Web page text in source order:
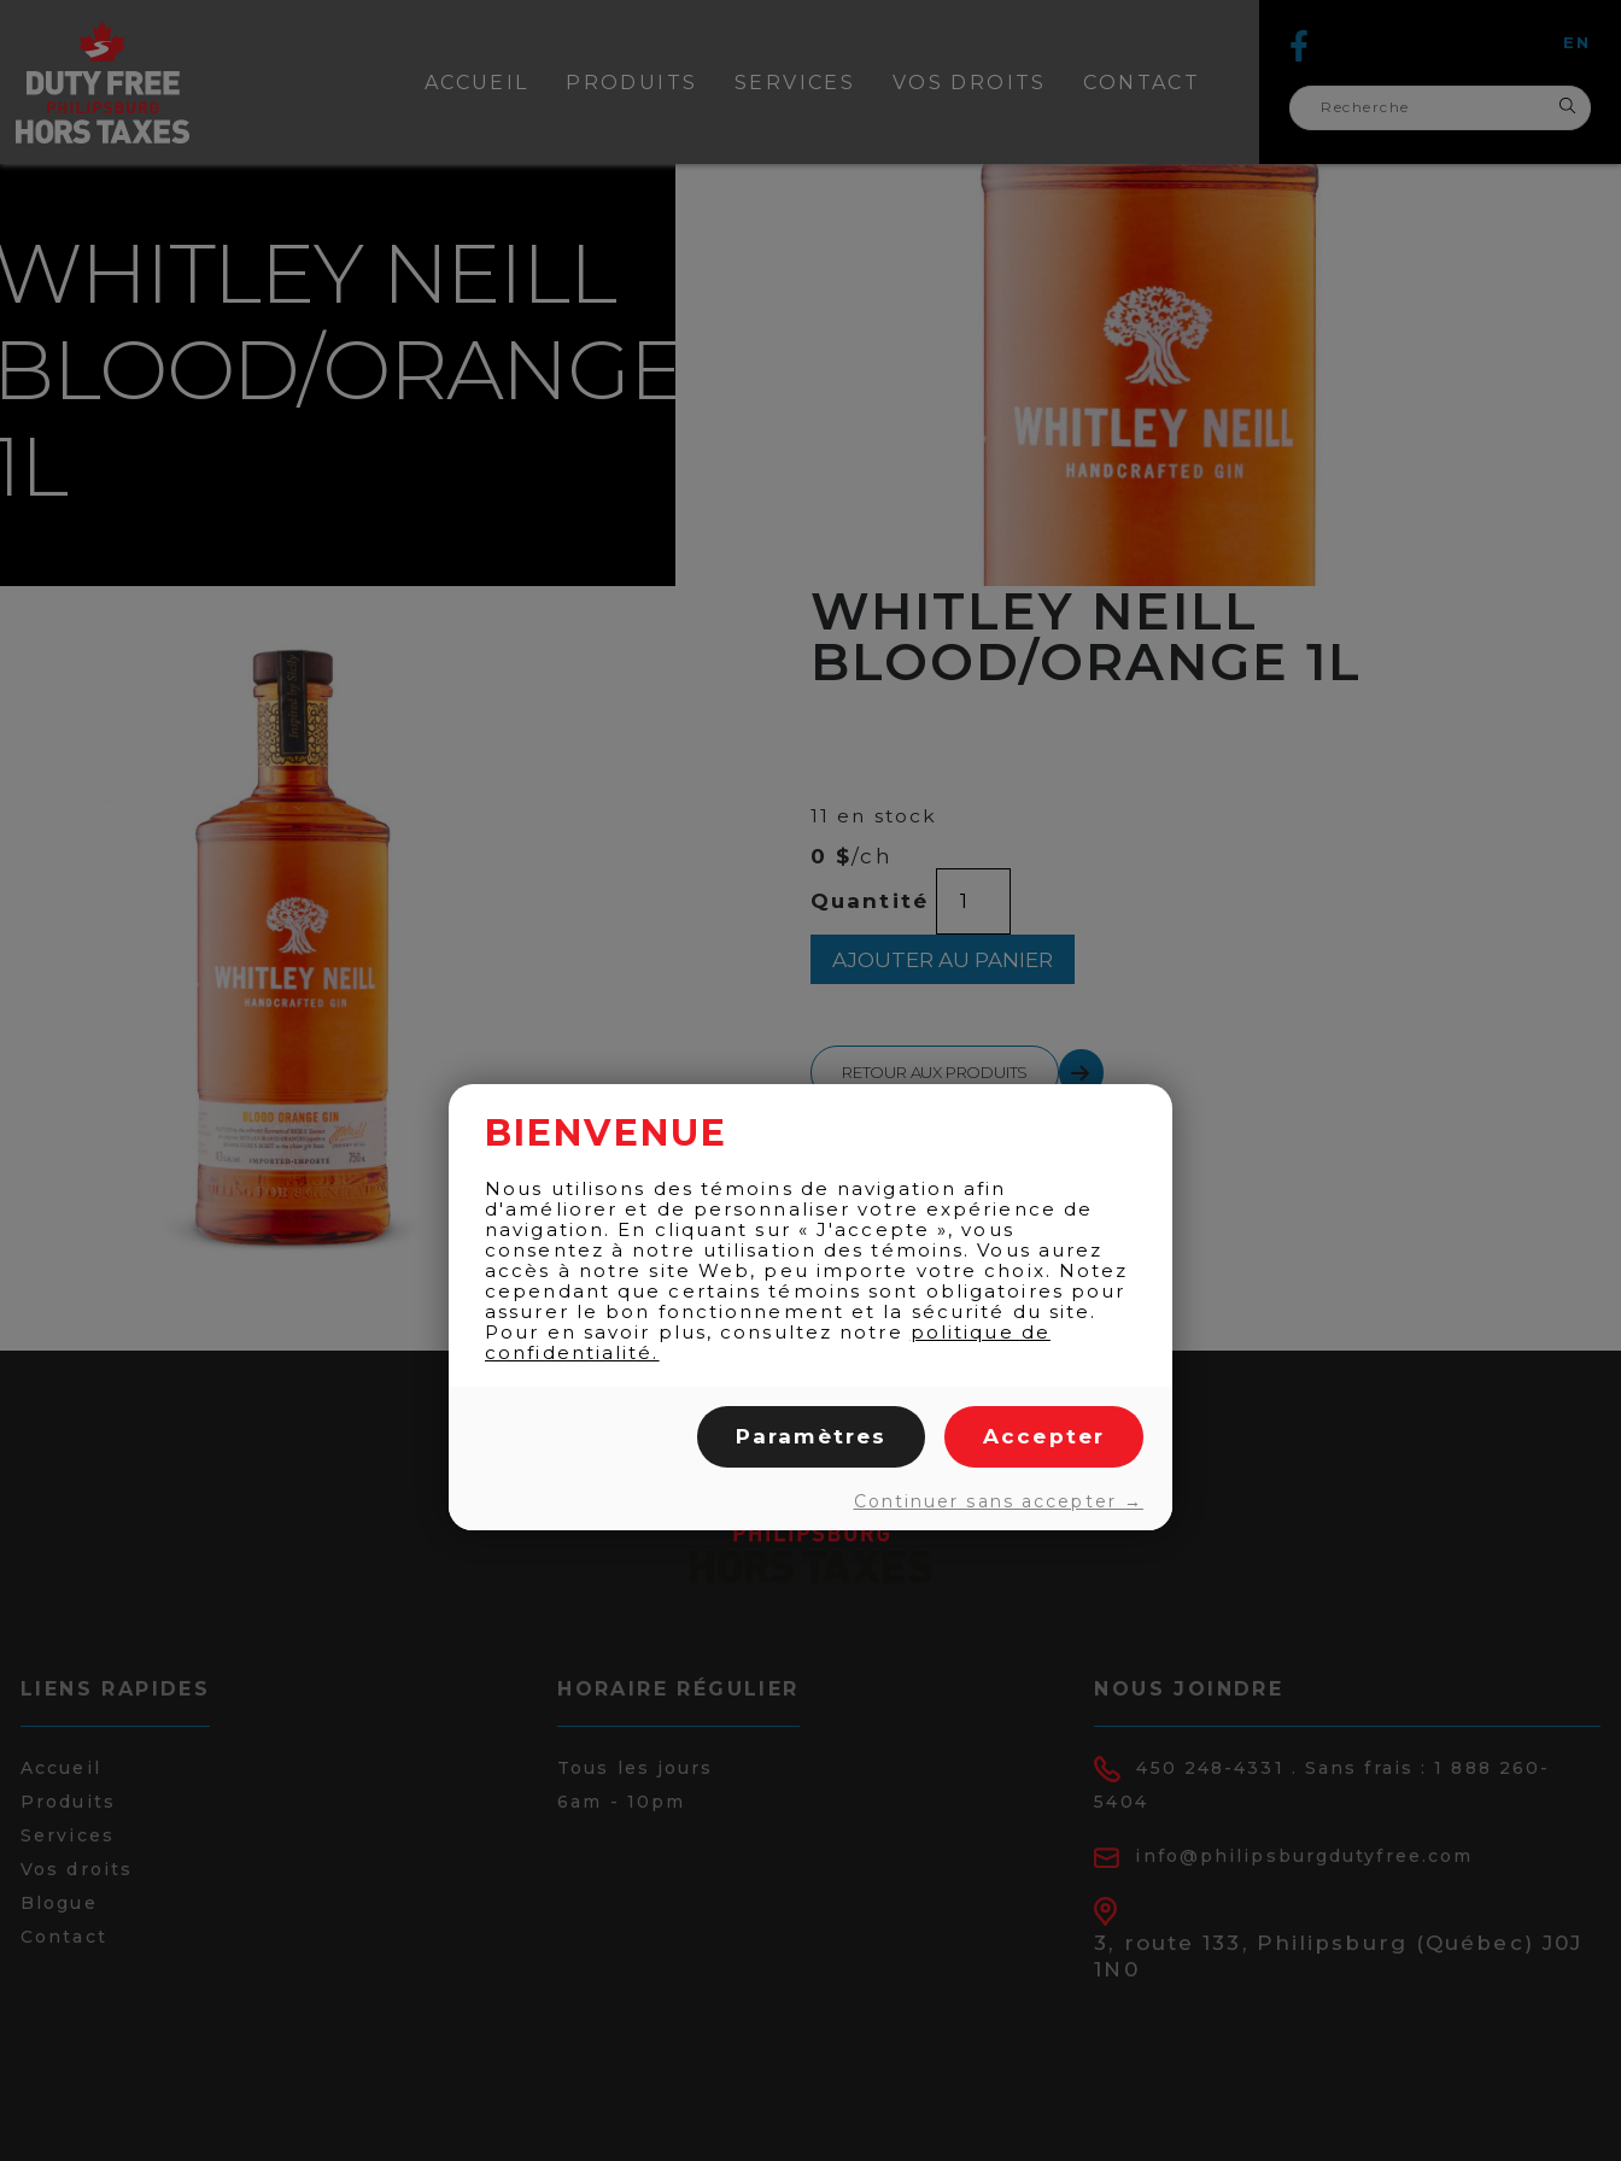
ACCUEIL PRODUITS SERVICES VOS DROITS CONTACT
EN
recherche
pour :
NEILL
ORANGE
WHITLEY NEILL
BLOOD/ORANGE 1L
11 en stock
0 $/ch
Quantité
de
NEILL
BLOOD/ORANGE
AJOUTER AU PANIER
RETOUR AUX PRODUITS
LIENS RAPIDES
Accueil
Produits
Services
Vos droits
Blogue
Contact
HORAIRE RÉGULIER
Tous les jours
6am - 10pm
NOUS JOINDRE
450 248-4331 . Sans frais :1 888 260-
5404
info@philipsburgdutyfree.com
3, route 133, Philipsburg (Québec) J0J
1N0
BIENVENUE
Nous utilisons des témoins de navigation afin
d'améliorer et de personnaliser votre expérience de
navigation. En cliquant sur « J'accepte », vous
consentez à notre utilisation des témoins. Vous aurez
accès à notre site Web, peu importe votre choix. Notez
cependant que certains témoins sont obligatoires pour
assurer le bon fonctionnement et la sécurité du site.
Pour en savoir plus, consultez notre politique de
confidentialité.
Paramètres Accepter
Continuer sans accepter →